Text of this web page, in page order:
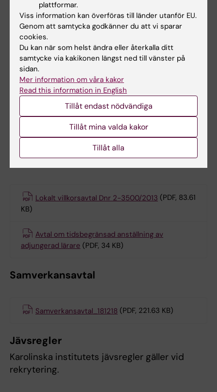
Föräldraledighetslag (extern länk)
Semesterlag (extern länk)
Föreskrifter för anställning efter det
att rätten att kvarstå i anställning
upphör
Föreskrifter för anställning efter det att rätten att
Kollektivavtal
Lokalt villkorsavtal Dnr 2-3500/2013 (PDF, 83.61
KB)
Avtal om tidsbegränsad anställning av
adjungerad lärare (PDF, 34 KB)
Samverkansavtal
Samverkansavtal_181218 (PDF, 221.63 KB)
Jävsregler
Karolinska institutets jävsregler gäller vid
rekrytering.
plattformar.
Viss information kan överföras till länder utanför EU.
Genom att samtycka godkänner du att vi sparar
cookies.
Du kan när som helst ändra eller återkalla ditt
samtycke via kakikonen längst ned till vänster på
sidan.
Mer information om våra kakor
Read this information in English
Tillåt endast nödvändiga
Tillåt mina valda kakor
Tillåt alla